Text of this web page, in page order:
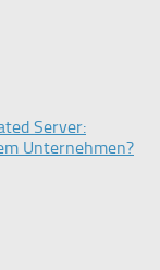
Server:
Unternehmen?